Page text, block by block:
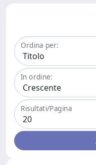
Ordina per:
In ordine:
Risultati/Pagina